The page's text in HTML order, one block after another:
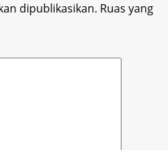
dipublikasikan. Ruas yang